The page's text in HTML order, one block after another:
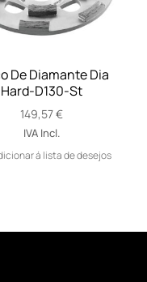
De Diamante Dia
Hard-D130-St
149,57€
IVA Incl.
á lista de desejos